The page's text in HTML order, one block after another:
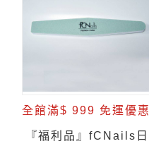
全館滿$ 999 免運優惠
『福利品』fCNails日